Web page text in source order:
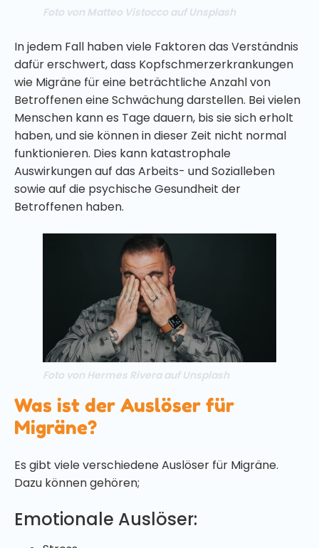
Foto von Matteo Vistocco auf Unsplash
In jedem Fall haben viele Faktoren das Verständnis
dafür erschwert, dass Kopfschmerzerkrankungen
wie Migräne für eine beträchtliche Anzahl von
Betroffenen eine Schwächung darstellen. Bei vielen
Menschen kann es Tage dauern, bis sie sich erholt
haben, und sie können in dieser Zeit nicht normal
funktionieren. Dies kann katastrophale
Auswirkungen auf das Arbeits- und Sozialleben
sowie auf die psychische Gesundheit der
Betroffenen haben.
Foto von Hermes Rivera auf Unsplash
Was ist der Auslöser für
Migräne?
Es gibt viele verschiedene Auslöser für Migräne.
Dazu können gehören;
Emotionale Auslöser: